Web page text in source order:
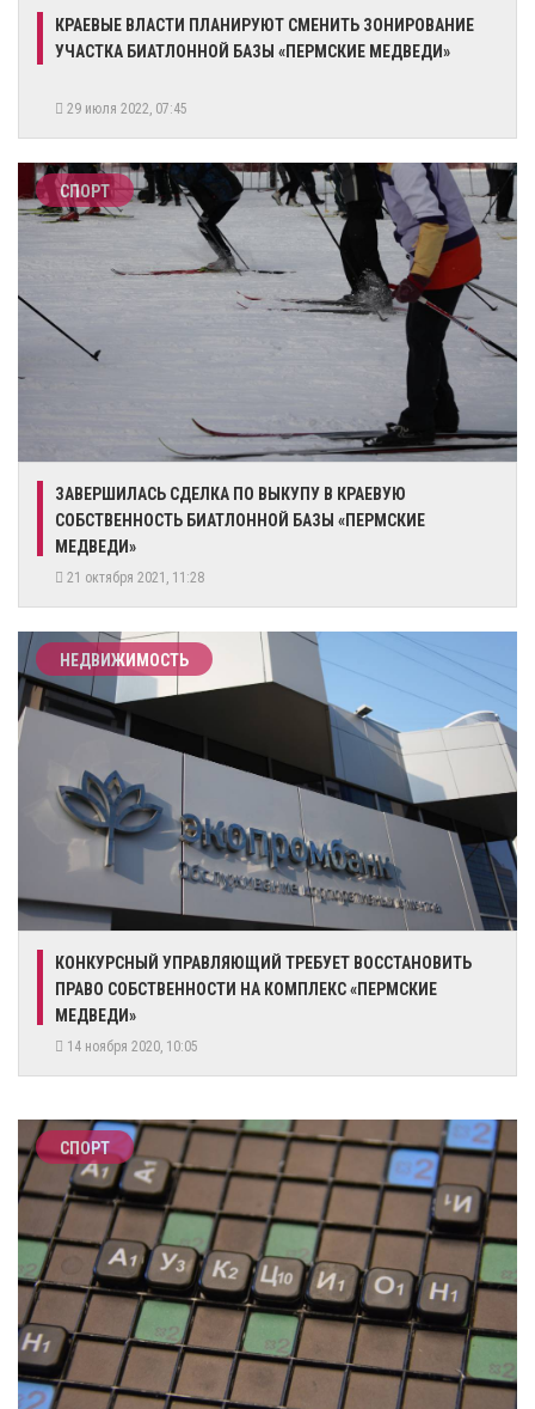
​КРАЕВЫЕ ВЛАСТИ ПЛАНИРУЮТ СМЕНИТЬ ЗОНИРОВАНИЕ
УЧАСТКА БИАТЛОННОЙ БАЗЫ «ПЕРМСКИЕ МЕДВЕДИ»
29 июля 2022, 07:45
СПОРТ
ЗАВЕРШИЛАСЬ СДЕЛКА ПО ВЫКУПУ В КРАЕВУЮ
СОБСТВЕННОСТЬ БИАТЛОННОЙ БАЗЫ «ПЕРМСКИЕ
МЕДВЕДИ»
21 октября 2021, 11:28
НЕДВИЖИМОСТЬ
​КОНКУРСНЫЙ УПРАВЛЯЮЩИЙ ТРЕБУЕТ ВОССТАНОВИТЬ
ПРАВО СОБСТВЕННОСТИ НА КОМПЛЕКС «ПЕРМСКИЕ
МЕДВЕДИ»
14 ноября 2020, 10:05
СПОРТ